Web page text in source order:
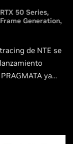
50 Series
Generation
de NTE se
ya
con DLSS